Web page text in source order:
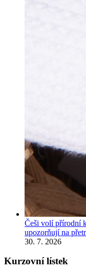
Češi volí přírodní
upozorňují na
30. 7. 2026
Kurzovní lístek